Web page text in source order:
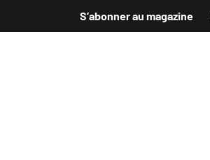
S’abonner au magazine